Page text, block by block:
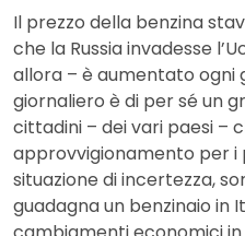
Il prezzo della benzina
che la Russia invadesse
allora – è aumentato ogni
giornaliero è di per sé un
cittadini – dei vari paesi –
approvvigionamento per i
situazione di incertezza,
guadagna un benzinaio in